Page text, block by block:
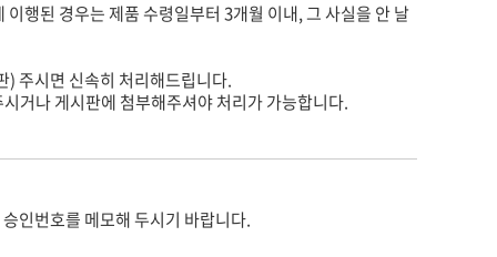
행된 경우는 제품 수령일부터 3개월 이내, 그 사실을 안 날
주시면 신속히 처리해드립니다.
거나 게시판에 첨부해주셔야 처리가 가능합니다.
인번호를 메모해 두시기 바랍니다.